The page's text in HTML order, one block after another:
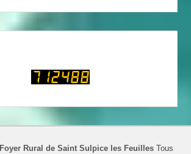
Foyer Rural de Saint Sulpice les Feuilles Tous